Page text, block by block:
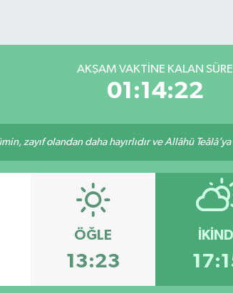
AKŞAM VAKTİNE KALAN SÜRE
01:14:21
zayıf olandan daha hayırlıdır ve Allâhü
ÖĞLE
13:23
İKINDI